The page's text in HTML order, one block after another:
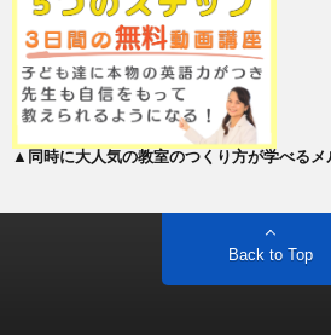
▲同時に大人気の教室のつくり方が学べる
Back to Top